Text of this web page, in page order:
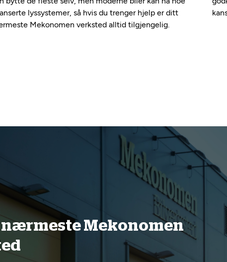
lyssystemer, så hvis du trenger hjelp er ditt
Mekonomen verksted alltid tilgjengelig.
Mekonomen